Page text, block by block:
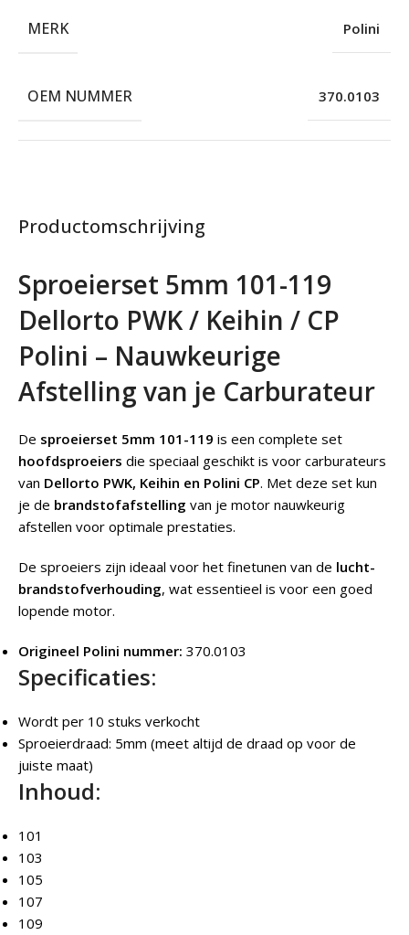
Productomschrijving
Sproeierset 5mm 101-119
Dellorto PWK / Keihin / CP
Polini – Nauwkeurige
Afstelling van je Carburateur
De sproeierset 5mm 101-119 is een complete set
hoofdsproeiers die speciaal geschikt is voor carburateurs
van Dellorto PWK, Keihin en Polini CP. Met deze set kun
je de brandstofafstelling van je motor nauwkeurig
afstellen voor optimale prestaties.
De sproeiers zijn ideaal voor het finetunen van de lucht-
brandstofverhouding, wat essentieel is voor een goed
lopende motor.
Origineel Polini nummer: 370.0103
Specificaties:
Wordt per 10 stuks verkocht
Sproeierdraad: 5mm (meet altijd de draad op voor de
juiste maat)
Inhoud:
101
103
105
107
109
MERK Polini
OEM NUMMER 370.0103